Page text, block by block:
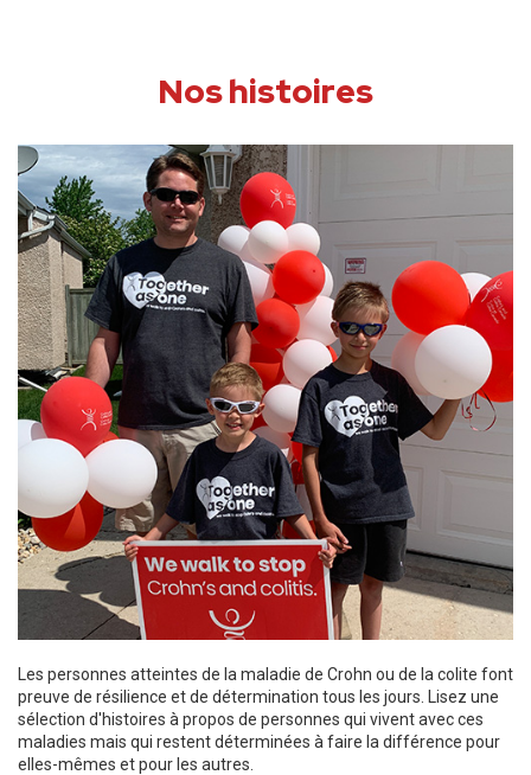
Nos histoires
Les personnes atteintes de la maladie de Crohn ou de la colite font
preuve de résilience et de détermination tous les jours. Lisez une
sélection d'histoires à propos de personnes qui vivent avec ces
maladies mais qui restent déterminées à faire la différence pour
elles-mêmes et pour les autres.